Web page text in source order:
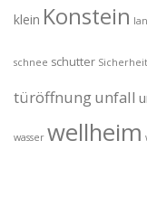
klein Konstein
schnee schutter
türöffnungunfall
wasser wellheim